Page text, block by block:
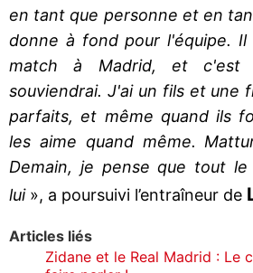
en tant que personne et en
donne à fond pour l'équipe.
match à Madrid, et
souviendrai. J'ai un fils et une
parfaits, et même quand ils
les aime quand même.
Demain, je pense que tout
lui», a poursuivi l’entraîneur de
Articles liés
Zidane et le Real Madrid : Le